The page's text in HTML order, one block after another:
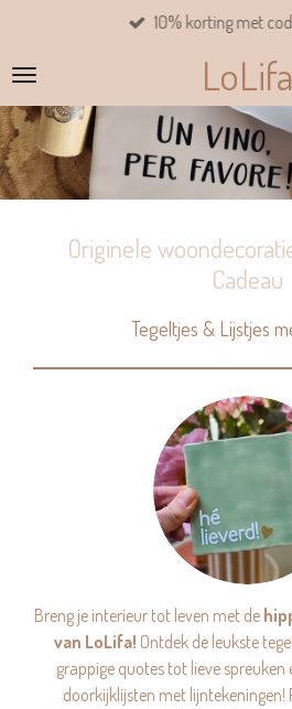
naar
de
hoofdinhoud
LoLifa
10% korting met
Originele
Cadeau
Tegeltjes & Lijstjes
Breng je interieur tot leven met de
van LoLifa! Ontdek de leukste
grappige quotes tot lieve spreuken
doorkijklijsten met lijntekeningen!